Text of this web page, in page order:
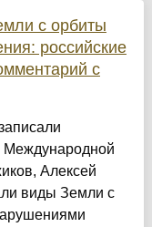
с орбиты
российские
с
Международной
Алексей
виды Земли с